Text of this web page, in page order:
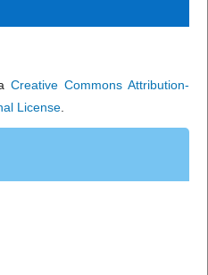
Creative Commons Attribution-
License.